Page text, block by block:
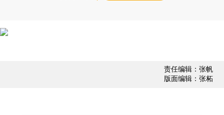
责任编辑：张帆
版面编辑：张柘